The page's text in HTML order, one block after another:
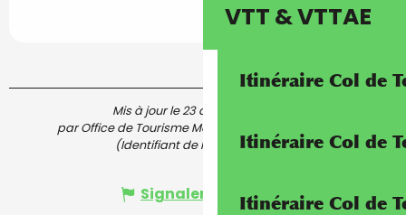
VTT & VTTAE
Itinéraire Col de
Itinéraire Col de
Itinéraire Col de
Mis à jour le 23 avril 2025 à 12:08
par Office de Tourisme Menton, Riviera & Merveilles
(Identifiant de l'offre : 7336018)
Signaler une erreur